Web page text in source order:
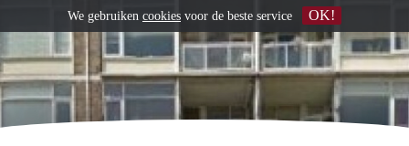
We gebruiken cookies voor de beste service OK!